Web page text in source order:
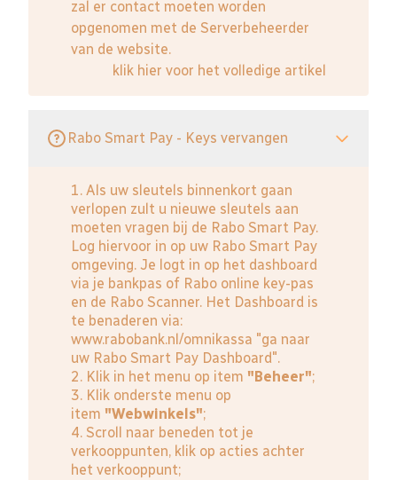
zal er contact moeten worden
opgenomen met de Serverbeheerder
van de website.
klik hier voor het volledige artikel
Rabo Smart Pay - Keys vervangen
1. Als uw sleutels binnenkort gaan
verlopen zult u nieuwe sleutels aan
moeten vragen bij de Rabo Smart Pay.
Log hiervoor in op uw Rabo Smart Pay
omgeving. Je logt in op het dashboard
via je bankpas of Rabo online key-pas
en de Rabo Scanner. Het Dashboard is
te benaderen via:
www.rabobank.nl/omnikassa "ga naar
uw Rabo Smart Pay Dashboard".
2. Klik in het menu op item "Beheer";
3. Klik onderste menu op
item "Webwinkels";
4. Scroll naar beneden tot je
verkooppunten, klik op acties achter
het verkooppunt;